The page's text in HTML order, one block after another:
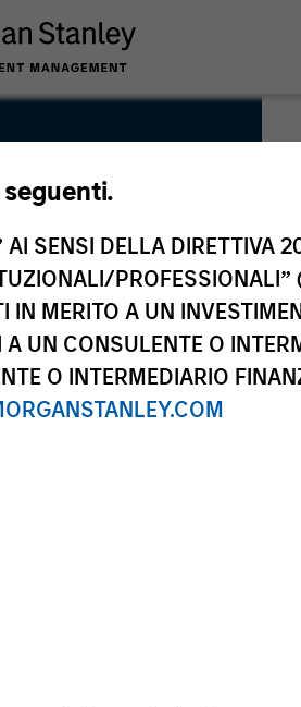
SENSI DELLA DIRETTIVA
MERITO A UN
UN CONSULENTE O
O INTERMEDIARIO